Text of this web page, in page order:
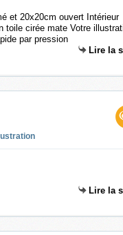
et 20x20cm ouvert Intérieur
toile cirée mate Votre
par pression
Lire la
Lire la